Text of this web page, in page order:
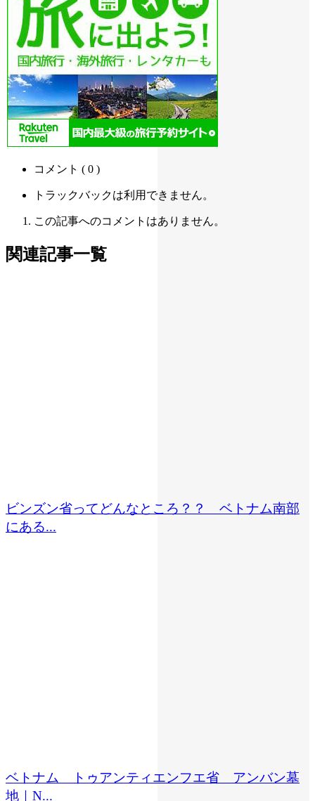
コメント ( 0 )
トラックバックは利用できません。
この記事へのコメントはありません。
関連記事一覧
ビンズン省ってどんなところ？？ ベトナム南部
にある...
ベトナム トゥアンティエンフエ省 アンバン墓
地｜N...